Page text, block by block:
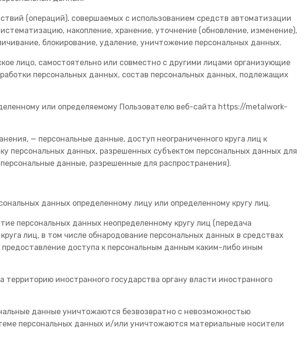
(операций), совершаемых с использованием средств автоматизации
накопление, хранение, уточнение (обновление, изменение),
блокирование, удаление, уничтожение персональных данных.
лицо, самостоятельно или совместно с другими лицами организующие
персональных данных, состав персональных данных, подлежащих
или определяемому Пользователю веб-сайта https://metalwork-
— персональные данные, доступ неограниченного круга лиц к
персональных данных, разрешенных субъектом персональных данных для
данные, разрешенные для распространения).
данных определенному лицу или определенному кругу лиц.
персональных данных неопределенному кругу лиц (передача
лиц, в том числе обнародование персональных данных в средствах
доступа к персональным данным каким-либо иным
иностранного государства органу власти иностранного
данные уничтожаются безвозвратно с невозможностью
персональных данных и/или уничтожаются материальные носители